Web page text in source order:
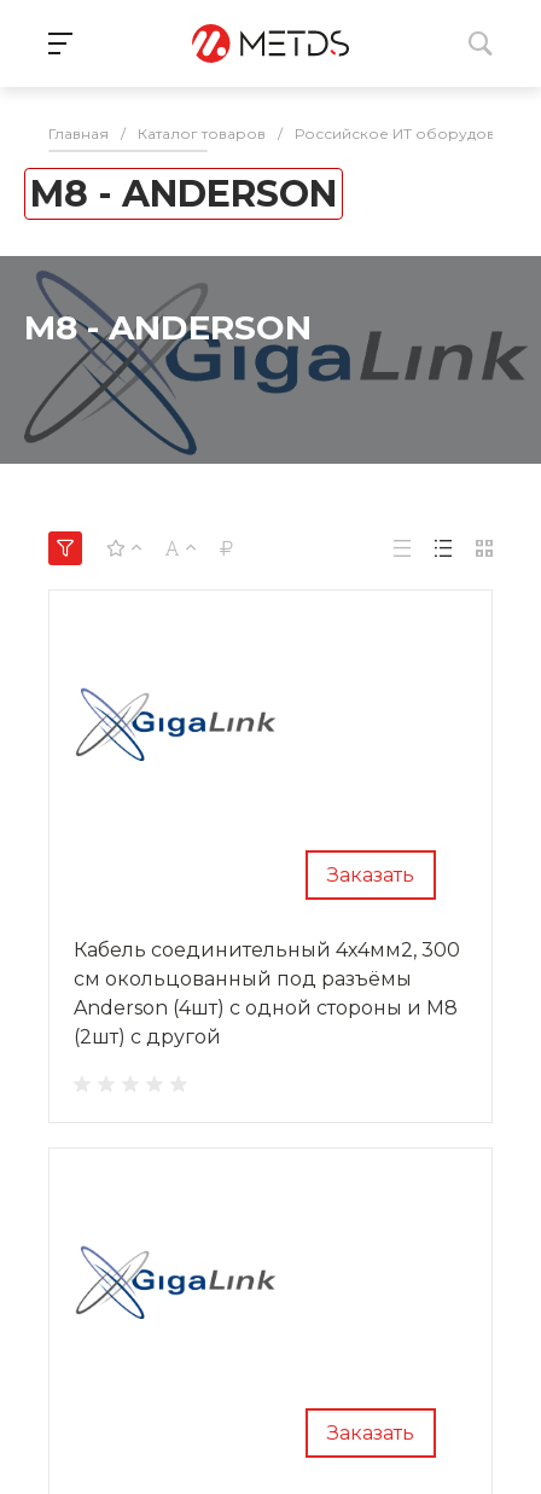
Главная / Каталог товаров / Российское ИТ оборудование
M8 - ANDERSON
M8 - ANDERSON
Заказать
Кабель соединительный 4х4мм2, 300
см окольцованный под разъёмы
Anderson (4шт) с одной стороны и M8
(2шт) с другой
Заказать